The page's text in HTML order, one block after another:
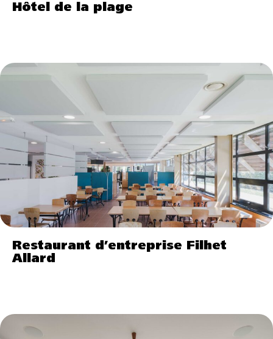
Hôtel de la plage
Restaurant d’entreprise Filhet
Allard